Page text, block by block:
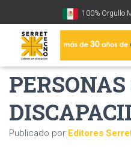
100% Orgullo
Publicado por Editores